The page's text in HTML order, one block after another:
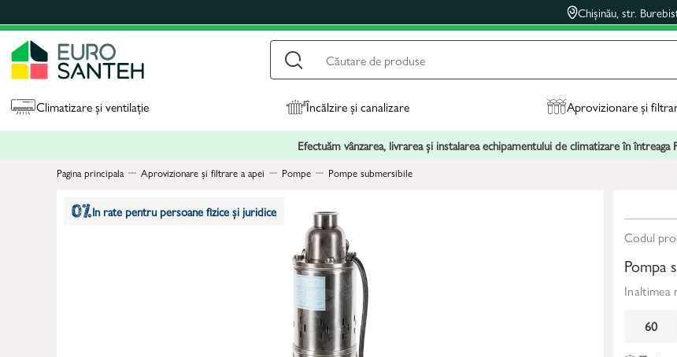
Chișinău, str.
Climatizare și ventilație Încălzire și canalizare Aprovizionare și
Efectuăm vânzarea, livrarea și instalarea echipamentului de climatizare în întreaga
Pagina principala Aprovizionare și filtrare a apei Pompe Pompe submersibile
In rate pentru persoane fizice și juridice
Codul
Pompa
Inaltimea
60